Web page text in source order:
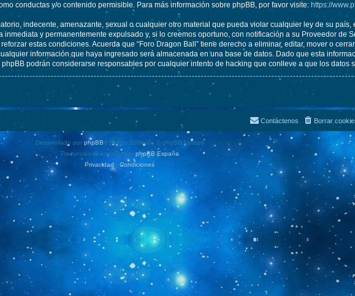
conductas y/o contenido permisible. Para más información sobre phpBB, por favor visite: https://
indecente, amenazante, sexual o cualquier otro material que pueda violar cualquier ley de su país,
y permanentemente expulsado y, si lo creemos oportuno, con notificación a su Proveedor de
estas condiciones. Acuerda que “Foro Dragon Ball” tiene derecho a eliminar, editar, mover o
información que haya ingresado será almacenada en una base de datos. Dado que esta
podrán considerarse responsables por cualquier intento de hacking que conlleve a que los datos
Borrar
Contáctenos
Desarrollado por phpBB ® Forum Software © phpBB Limited
Traducción al español por phpBB España
Privacidad | Condiciones